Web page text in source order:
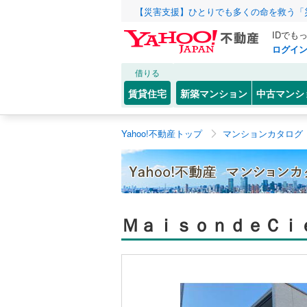
【災害支援】ひとりでも多くの命を救う
IDでも
ログイン
借りる
賃貸住宅 新築マンション 中古マンシ
Yahoo!不動産トップ マンションカタログ
ＭａｉｓｏｎｄｅＣｉ